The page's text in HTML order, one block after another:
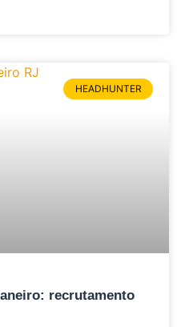
HEADHUNTER
recrutamento